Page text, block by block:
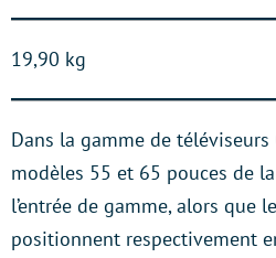
19,90 kg
Dans la gamme de téléviseurs
modèles 55 et 65 pouces de
l’entrée de gamme, alors que
positionnent respectivement